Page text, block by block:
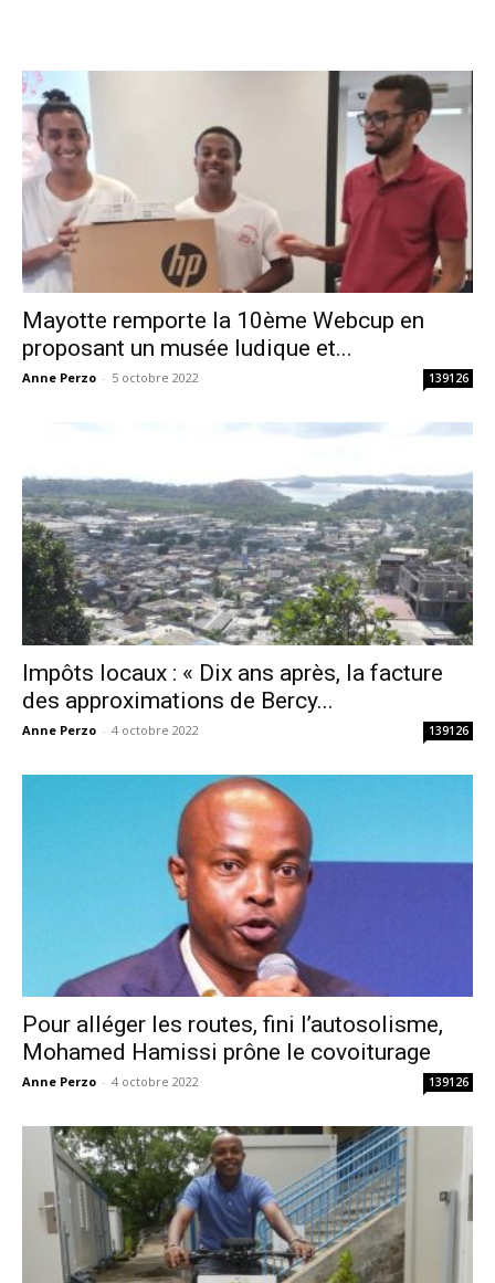
Mayotte remporte la 10ème Webcup en
proposant un musée ludique et...
Anne Perzo - 5 octobre 2022 139126
Impôts locaux : « Dix ans après, la facture
des approximations de Bercy...
Anne Perzo - 4 octobre 2022 139126
Pour alléger les routes, fini l’autosolisme,
Mohamed Hamissi prône le covoiturage
Anne Perzo - 4 octobre 2022 139126